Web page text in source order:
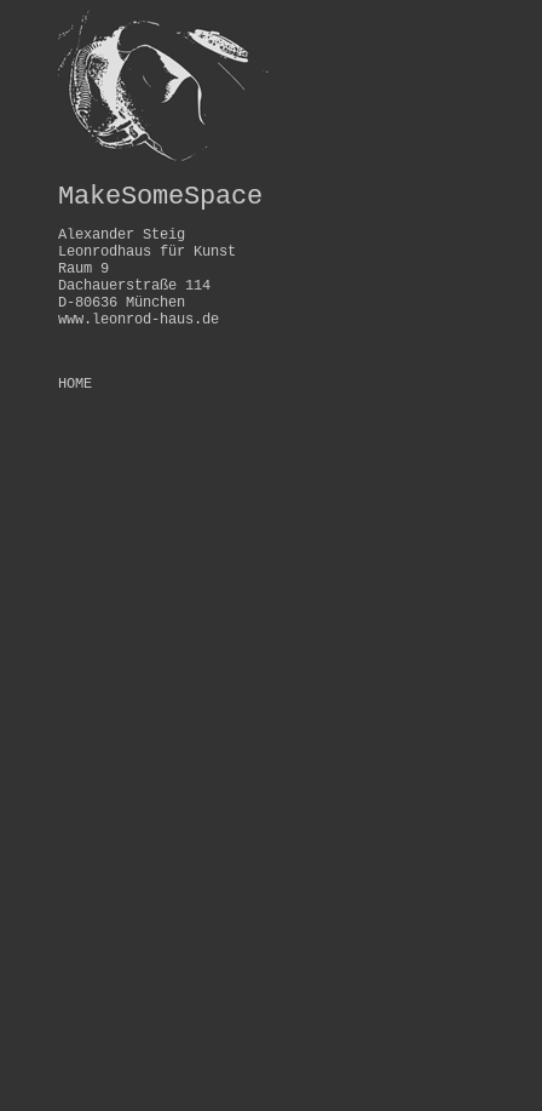
MakeSomeSpace
Alexander Steig
Leonrodhaus für Kunst
Raum 9
Dachauerstraße 114
D-80636 München
www.leonrod-haus.de
HOME